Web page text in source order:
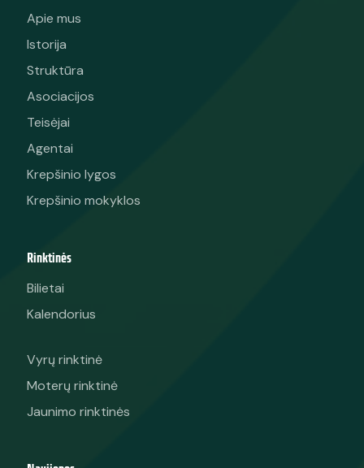
Apie mus
Istorija
Struktūra
Asociacijos
Teisėjai
Agentai
Krepšinio lygos
Krepšinio mokyklos
Rinktinės
Bilietai
Kalendorius
Vyrų rinktinė
Moterų rinktinė
Jaunimo rinktinės